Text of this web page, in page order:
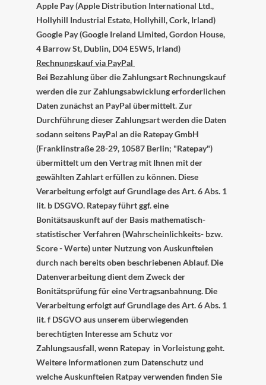
Apple Pay (Apple Distribution International Ltd.,
Hollyhill Industrial Estate, Hollyhill, Cork, Irland)
Google Pay (Google Ireland Limited, Gordon House,
4 Barrow St, Dublin, D04 E5W5, Irland)
Rechnungskauf via PayPal
Bei Bezahlung über die Zahlungsart Rechnungskauf
werden die zur Zahlungsabwicklung erforderlichen
Daten zunächst an PayPal übermittelt. Zur
Durchführung dieser Zahlungsart werden die Daten
sodann seitens PayPal an die Ratepay GmbH
(Franklinstraße 28-29, 10587 Berlin; "Ratepay")
übermittelt um den Vertrag mit Ihnen mit der
gewählten Zahlart erfüllen zu können. Diese
Verarbeitung erfolgt auf Grundlage des Art. 6 Abs. 1
lit. b DSGVO. Ratepay führt ggf. eine
Bonitätsauskunft auf der Basis mathematisch-
statistischer Verfahren (Wahrscheinlichkeits- bzw.
Score - Werte) unter Nutzung von Auskunfteien
durch nach bereits oben beschriebenen Ablauf. Die
Datenverarbeitung dient dem Zweck der
Bonitätsprüfung für eine Vertragsanbahnung. Die
Verarbeitung erfolgt auf Grundlage des Art. 6 Abs. 1
lit. f DSGVO aus unserem überwiegenden
berechtigten Interesse am Schutz vor
Zahlungsausfall, wenn Ratepay in Vorleistung geht.
Weitere Informationen zum Datenschutz und
welche Auskunfteien Ratpay verwenden finden Sie